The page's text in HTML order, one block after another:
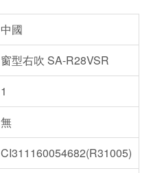
中國
窗型右吹 SA-R28VSR
1
無
CI311160054682(R31005)